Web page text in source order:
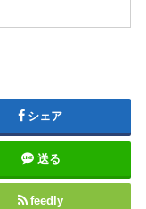
シェア
送る
feedly